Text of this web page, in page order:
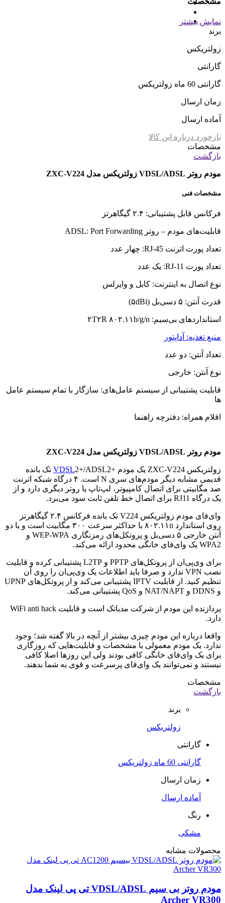
نمایش بیشتر
برند
زولتریکس
گارانتی
گارانتی 60 ماه زولتریکس
زمان ارسال
آماده ارسال
بازخورد درباره این کالا
مشخصات
بازگشت
مودم روتر VDSL/ADSL زولتریکس مدل ZXC-V224
مشخصات فنی
فرکانس قابل پشتیبانی: ۲.۴ گیگاهرتز
قابلیت‌های مودم – روتر ADSL: Port Forwarding
تعداد پورت اترنت RJ-45: چهار عدد
تعداد پورت RJ-11: یک عدد
نوع اتصال به اینترنت: کابل و وایرلس
قدرت آنتن: ۵ دسی‌بل (۵dBi)
استانداردهای بی‌سیم: ۲T۲R ۸۰۲.۱۱b/g/n
منبع تغذیه: آداپتور
تعداد آنتن: دو عدد
نوع آنتن: خارجی
قابلیت پشتیبانی از سیستم عامل‌های: سازگار با تمام سیستم عامل
ها
اقلام همراه: دفترچه‌ راهنما
مودم روتر VDSL/ADSL زولتریکس مدل ZXC-V224
زولتریکس ZXC-V224 یک مودم + VDSL 2+/ADSL2 تک بانده
قدیمی مشابه دیگر مودم‌های سری N است. ۴ درگاه شبکه اترنت
صد مگابیتی برای اتصال کامپیوتر، لپ‌تاپ یا روتر دیگری دارد و از
یک درگاه RJ11 برای اتصال خط تلفن ثابت سود می‌برد.
وای‌فای مودم زولتریکس V224 تک بانده فرکانس ۲.۴ گیگاهرتز
روی استاندارد ۸۰۲.۱۱n با حداکثر سرعت ۳۰۰ مگابیت است و با دو
آنتن خارجی ۵ دسی‌بل و پروتکل‌های رمزنگاری WEP-WPA و
WPA2 یک وای‌فای خانگی محدود ارائه می‌کند.
برای وی‌پی‌ان از پروتکل‌های PPTP و L2TP پشتیبانی کرده و قابلیت
نصب VPN ندارد و صرفا باید اطلاعات یک وی‌پی‌ان را روی آن
تنظیم کنید. از قابلیت IPTV پشتیبانی می‌کند و از پروتکل‌های UPNP
و DDNS و NAT/NAPT و QoS پشتیبانی می‌کند.
پردازنده این مودم از شرکت مدیاتک است و قابلیت WiFi anti hack
دارد.
واقعا درباره این مودم چیزی بیشتر از آنچه در بالا گفته شد؛ وجود
ندارد. یک مودم معمولی با مشخصات و قابلیت‌هایی که روزگاری
برای یک وای‌فای خانگی کافی بودند ولی این روزها اصلا کافی
نیستند و نمی‌توانند یک وای‌فای پرسرعت و قوی به شما بدهند.
مشخصات
بازگشت
برند
زولتریکس
گارانتی
گارانتی 60 ماه زولتریکس
زمان ارسال
آماده ارسال
رنگ
مشکی
محصولات مشابه
مودم روتر بی سیم VDSL/ADSL تی پی لینک مدل
Archer VR300